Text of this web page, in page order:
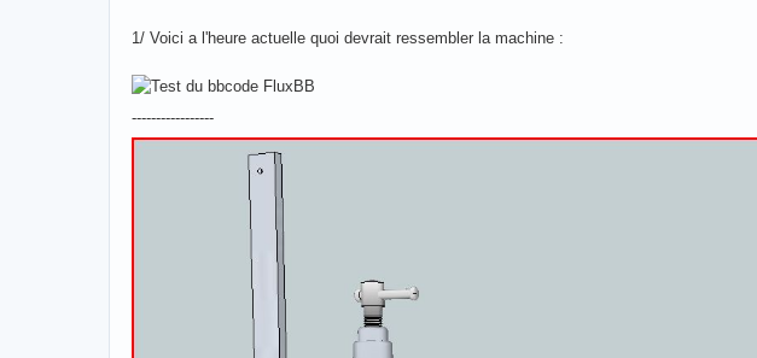
1/ Voici a l'heure actuelle quoi devrait ressembler la machine :
-----------------